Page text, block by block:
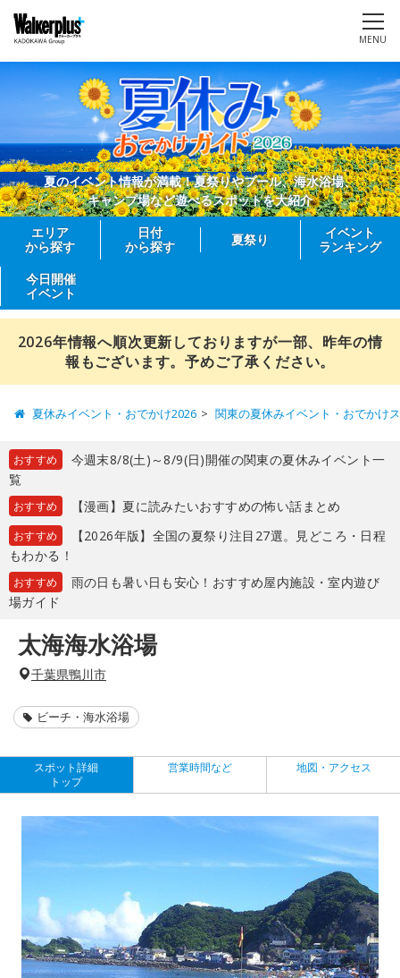
MENU
夏のイベント情報が満載！夏祭りやプール、海水浴場、
キャンプ場など遊べるスポットを大紹介
エリア
から探す
日付
から探す
夏祭り
イベント
ランキング
今日開催
イベント
2026年情報へ順次更新しておりますが一部、昨年の情
報もございます。予めご了承ください。
夏休みイベント・おでかけ2026 関東の夏休みイベント・おでかけ
おすすめ
今週末8/8(土)～8/9(日)開催の関東の夏休みイベント一
覧
おすすめ 【漫画】夏に読みたいおすすめの怖い話まとめ
おすすめ
【2026年版】全国の夏祭り注目27選。見どころ・日程
もわかる！
おすすめ
雨の日も暑い日も安心！おすすめ屋内施設・室内遊び
場ガイド
太海海水浴場
千葉県鴨川市
ビーチ・海水浴場
スポット詳細
トップ
営業時間など 地図・アクセス